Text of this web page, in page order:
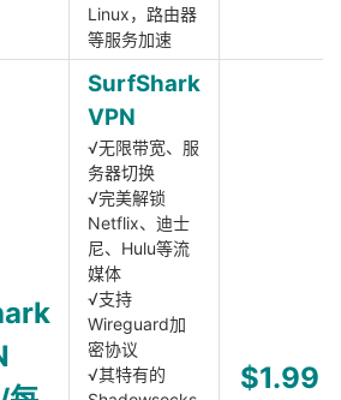
Linux，路由器
等服务加速
SurfShark
VPN
√无限带宽、服
务器切换
√完美解锁
Netflix、迪士
尼、Hulu等流
媒体
√支持
Wireguard加
密协议
√其特有的
$1.99